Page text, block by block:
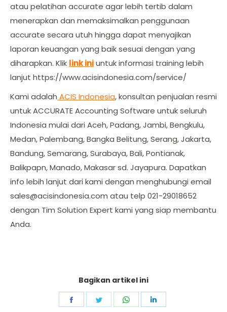
atau pelatihan accurate agar lebih tertib dalam
menerapkan dan memaksimalkan penggunaan
accurate secara utuh hingga dapat menyajikan
laporan keuangan yang baik sesuai dengan yang
diharapkan. Klik link iniuntuk informasi training lebih
lanjut https://www.acisindonesia.com/service/
Kami adalah ACIS Indonesia, konsultan penjualan resmi
untuk ACCURATE Accounting Software untuk seluruh
Indonesia mulai dari Aceh, Padang, Jambi, Bengkulu,
Medan, Palembang, Bangka Belitung, Serang, Jakarta,
Bandung, Semarang, Surabaya, Bali, Pontianak,
Balikpapn, Manado, Makasar sd. Jayapura. Dapatkan
info lebih lanjut dari kami dengan menghubungi email
sales@acisindonesia.com atau telp 021-29018652
dengan Tim Solution Expert kami yang siap membantu
Anda.
Bagikan artikel ini
Share
Share
Share